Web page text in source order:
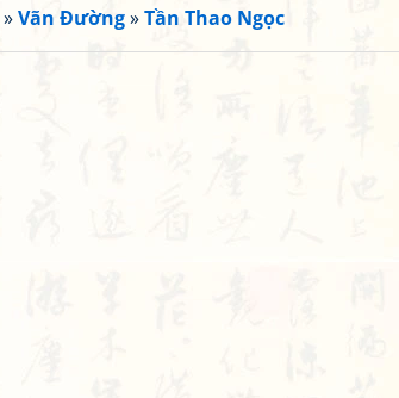
»Vãn Đường»Tần Thao Ngọc